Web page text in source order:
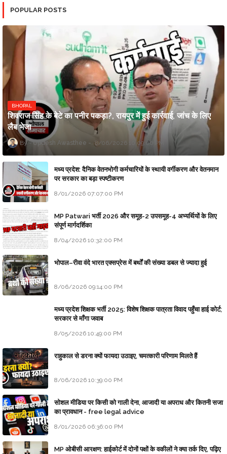
POPULAR POSTS
BHOPAL
शिवराज सिंह के बेटे का पनीर पकड़ा?, रायपुर में हुई कार्रवाई, जांच के लिए
लैब भेजा
Updesh Awasthee 8/06/2026 10:09:00 PM
मध्य प्रदेश: दैनिक वेतनभोगी कर्मचारियों के स्थायी वर्गीकरण और वेतनमान
पर सरकार का बड़ा स्पष्टीकरण
8/01/2026 07:07:00 PM
MP Patwari भर्ती 2026 और समूह-2 उपसमूह-4 अभ्यर्थियों के लिए
संपूर्ण मार्गदर्शिका
8/04/2026 10:32:00 PM
भोपाल–रीवा वंदे भारत एक्सप्रेस में बर्थों की संख्या डबल से ज्यादा हुई
8/06/2026 09:14:00 PM
मध्य प्रदेश शिक्षक भर्ती 2025: विशेष शिक्षक पात्रता विवाद पहुँचा हाई कोर्ट;
सरकार से माँगा जवाब
8/05/2026 10:49:00 PM
राहुकाल से डरना क्यों फायदा उठाइए, चमत्कारी परिणाम मिलते हैं
8/06/2026 10:39:00 PM
सोशल मीडिया पर किसी को गाली देना, आजादी या अपराध और कितनी सजा
का प्रावधान - free legal advice
8/01/2026 06:36:00 PM
MP ओबीसी आरक्षण: हाईकोर्ट में दोनों पक्षों के वकीलों ने क्या तर्क दिए, पढ़िए